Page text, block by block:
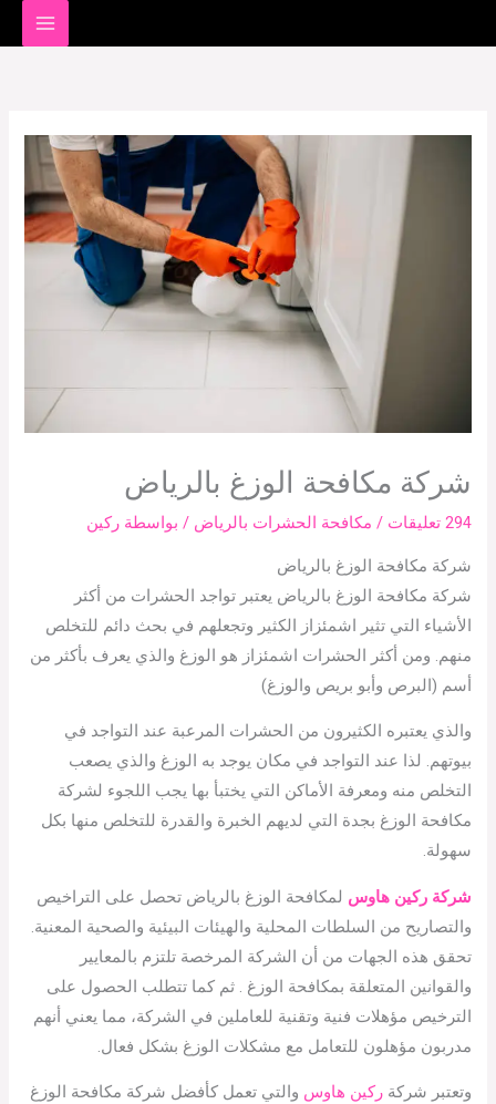
إلى
شركة مكافحة الوزغ بالرياض
294 تعليقات / مكافحة الحشرات بالرياض / بواسطة ركين
شركة مكافحة الوزغ بالرياض
شركة مكافحة الوزغ بالرياض يعتبر تواجد الحشرات من أكثر
الأشياء التي تثير اشمئزاز الكثير وتجعلهم في بحث دائم للتخلص
منهم. ومن أكثر الحشرات اشمئزاز هو الوزغ والذي يعرف بأكثر من
أسم (البرص وأبو بريص والوزغ)
والذي يعتبره الكثيرون من الحشرات المرعبة عند التواجد في
بيوتهم. لذا عند التواجد في مكان يوجد به الوزغ والذي يصعب
التخلص منه ومعرفة الأماكن التي يختبأ بها يجب اللجوء لشركة
مكافحة الوزغ بجدة التي لديهم الخبرة والقدرة للتخلص منها بكل
سهولة.
شركة ركين هاوس لمكافحة الوزغ بالرياض تحصل على التراخيص
والتصاريح من السلطات المحلية والهيئات البيئية والصحية المعنية.
تحقق هذه الجهات من أن الشركة المرخصة تلتزم بالمعايير
والقوانين المتعلقة بمكافحة الوزغ . ثم كما تتطلب الحصول على
الترخيص مؤهلات فنية وتقنية للعاملين في الشركة، مما يعني أنهم
مدربون مؤهلون للتعامل مع مشكلات الوزغ بشكل فعال.
وتعتبر شركةركين هاوس والتي تعمل كأفضل شركة مكافحة الوزغ